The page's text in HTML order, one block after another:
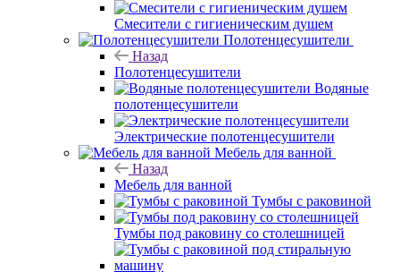
Смесители с гигиеническим душем
Полотенцесушители
Назад
Полотенцесушители
Водяные
полотенцесушители
Электрические полотенцесушители
Мебель для ванной
Назад
Мебель для ванной
Тумбы с раковиной
Тумбы под раковину со столешницей